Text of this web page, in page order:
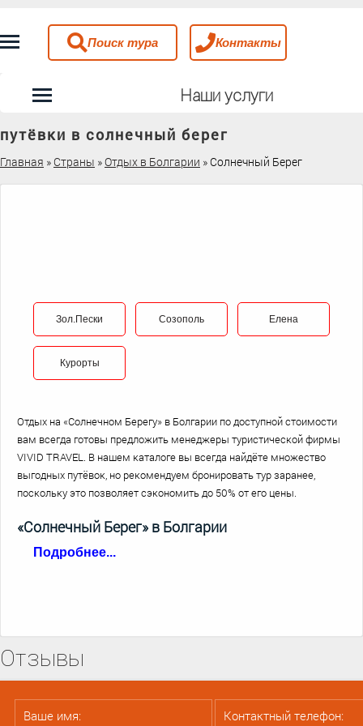
Поиск тура Контакты
Наши услуги
путёвки в солнечный берег
Главная » Страны »Отдых в Болгарии » Солнечный Берег
Зол.Пески Созополь Елена
Курорты
Отдых на «Солнечном Берегу» в Болгарии по доступной стоимости
вам всегда готовы предложить менеджеры туристической фирмы
VIVID TRAVEL. В нашем каталоге вы всегда найдёте множество
выгодных путёвок, но рекомендуем бронировать тур заранее,
поскольку это позволяет сэкономить до 50% от его цены.
«Солнечный Берег» в Болгарии
Подробнее...
км на север от города Бургас. К вашим услугам более 800
комфортабельных гостиниц. Они находятся прямо на берегу –
никаких долгих спусков или длинных лестниц.
Отзывы